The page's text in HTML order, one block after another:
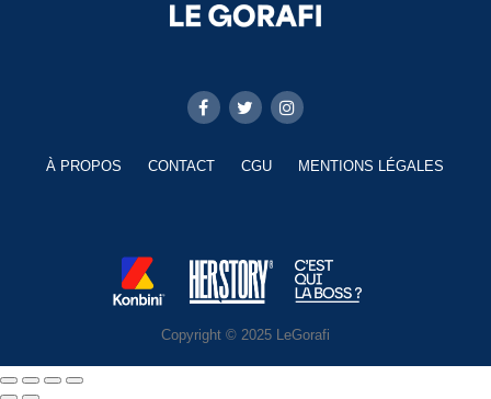
À PROPOS CONTACT CGU MENTIONS LÉGALES
Copyright © 2025 LeGorafi